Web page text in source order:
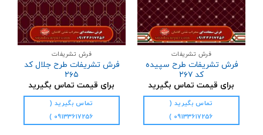
فرش تشریفات
فرش تشریفات طرح سپیده
کد ۲۶۷
برای قیمت تماس بگیرید
تماس بگیرید (
09133617256 )
فرش تشریفات
فرش تشریفات طرح جلال کد
۲۶۵
برای قیمت تماس بگیرید
تماس بگیرید (
09133617256 )